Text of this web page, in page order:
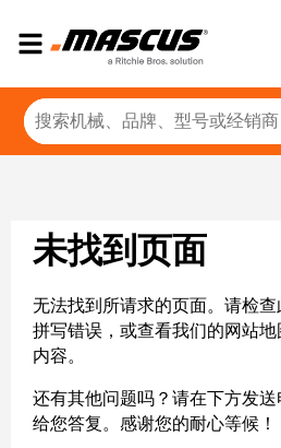
未找到页面
无法找到所请求的页面。请检
拼写错误，或查看我们的网站
内容。
还有其他问题吗？请在下方发
给您答复。感谢您的耐心等候！